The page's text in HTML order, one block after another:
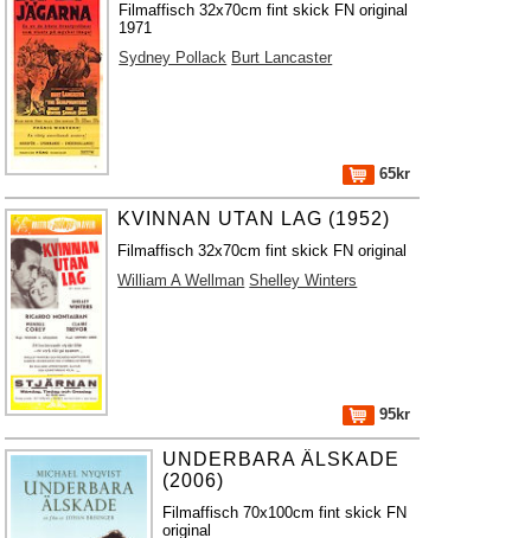
Filmaffisch 32x70cm fint skick FN original
1971
Sydney Pollack Burt Lancaster
65kr
KVINNAN UTAN LAG (1952)
Filmaffisch 32x70cm fint skick FN original
William A Wellman Shelley Winters
95kr
UNDERBARA ÄLSKADE
(2006)
Filmaffisch 70x100cm fint skick FN
original